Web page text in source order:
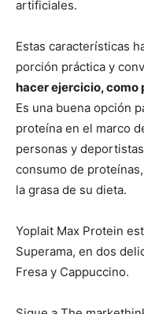
artificiales.
Estas características
porción práctica y
hacer ejercicio, como
Es una buena opción
proteína en el marco
personas y
consumo de
la grasa de su dieta.
Yoplait Max Protein
Superama, en dos
Fresa y Cappuccino.